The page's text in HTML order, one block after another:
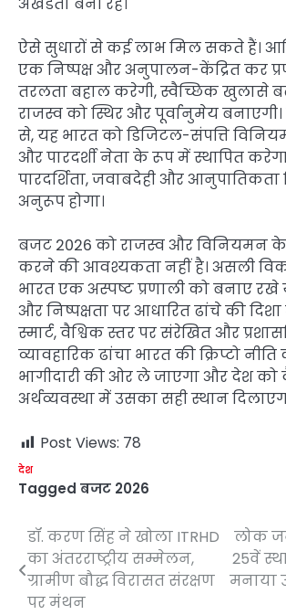
ऐसे सुधारों से कई लाभ मिल सकते हैं।
एक निष्पक्ष और अनुपालन-केंद्रित कर
तरलता बहाल करेगी, स्वैच्छिक खुलासे
राजस्व को स्थिर और पूर्वानुमेय
से, यह भारत को डिजिटल-संपत्ति
और पारदर्शी नेता के रूप में स्थापित
पारदर्शिता, जवाबदेही और आनुपातिकता
अनुरूप होगा।
बजट 2026 को राजस्व और विनियमन
करने की आवश्यकता नहीं है। असली
भारत एक अस्पष्ट प्रणाली को बनाए रखे
और निष्पक्षता पर आधारित ढांचे की
स्मार्ट, वैश्विक स्तर पर संरेखित और
व्यावहारिक ढांचा भारत की क्रिप्टो
भागीदारी की ओर ले जाएगा और देश को
अर्थव्यवस्था में उसका सही स्थान
Post Views: 78
देश
Tagged बजट 2026
Post
navigation
डॉ. करण सिंह ने खोला ITRHD
का अंतरराष्ट्रीय सम्मेलन,
ग्रामीण बौद्ध विरासत संरक्षण
पर मंथन
लोक
25वें
मनाया